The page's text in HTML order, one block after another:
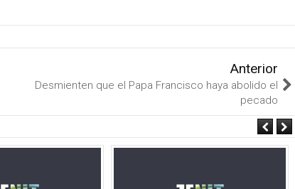
Anterior
Desmienten que el Papa Francisco haya abolido el
pecado